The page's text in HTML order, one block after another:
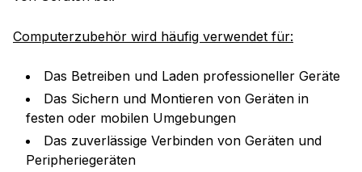
Computerzubehör wird häufig verwendet für:
Das Betreiben und Laden professioneller Geräte
Das Sichern und Montieren von Geräten in
festen oder mobilen Umgebungen
Das zuverlässige Verbinden von Geräten und
Peripheriegeräten